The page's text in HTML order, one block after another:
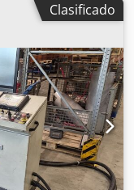
Clasificado